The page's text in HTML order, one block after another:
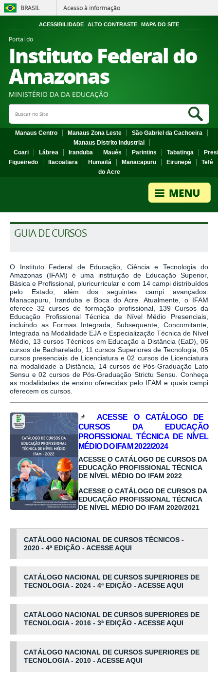
BRASIL Acesso à informação
ACESSIBILIDADE ALTO CONTRASTE MAPA DO SITE
Portal do
Instituto Federal do
Amazonas
MINISTÉRIO DA DA EDUCAÇÃO
Search Site
Manaus Centro Manaus Zona Leste
São Gabriel da Cachoeira
Manaus Distrito Industrial
Coari
Lábrea Iranduba Maués Parintins Tabatinga
Figueiredo
Itacoatiara Humaitá Manacapuru Eirunepé
Tefé
do Acre
GUIA DE CURSOS
O Instituto Federal de Educação, Ciência e Tecnologia do
Amazonas (IFAM) é uma instituição de Educação Superior,
Básica e Profissional, pluricurricular e com 14 campi distribuídos
pelo Estado, além dos seguintes campi avançados:
Manacapuru, Iranduba e Boca do Acre. Atualmente, o IFAM
oferece 32 cursos de formação profissional, 139 Cursos da
Educação Profissional Técnica de Nível Médio Presenciais,
incluindo as Formas Integrada, Subsequente, Concomitante,
Integrada na Modalidade EJA e Especialização Técnica de Nível
Médio, 13 cursos Técnicos em Educação a Distância (EaD), 06
cursos de Bacharelado, 11 cursos Superiores de Tecnologia, 05
cursos presenciais de Licenciatura e 02 cursos de Licenciatura
na modalidade a Distância, 14 cursos de Pós-Graduação Lato
Sensu e 02 cursos de Pós-Graduação Strictu Sensu. Conheça
as modalidades de ensino oferecidas pelo IFAM e quais campi
oferecem os cursos.
📌 ACESSE O CATÁLOGO DE
CURSOS DA EDUCAÇÃO
PROFISSIONAL TÉCNICA DE NÍVEL
MÉDIO DO IFAM 2022/2024
ACESSE O CATÁLOGO DE CURSOS DA
EDUCAÇÃO PROFISSIONAL TÉCNICA
DE NÍVEL MÉDIO DO IFAM 2022
ACESSE O CATÁLOGO DE CURSOS DA
EDUCAÇÃO PROFISSIONAL TÉCNICA
DE NÍVEL MÉDIO DO IFAM 2020/2021
CATÁLOGO NACIONAL DE CURSOS TÉCNICOS -
2020 - 4ª EDIÇÃO - ACESSE AQUI
CATÁLOGO NACIONAL DE CURSOS SUPERIORES DE
TECNOLOGIA - 2024 - 4ª EDIÇÃO - ACESSE AQUI
CATÁLOGO NACIONAL DE CURSOS SUPERIORES DE
TECNOLOGIA - 2016 - 3ª EDIÇÃO - ACESSE AQUI
CATÁLOGO NACIONAL DE CURSOS SUPERIORES DE
TECNOLOGIA - 2010 - ACESSE AQUI